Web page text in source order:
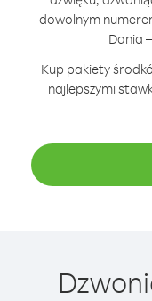
dowolnym
Dania
Kup pakiety
najlepszymi